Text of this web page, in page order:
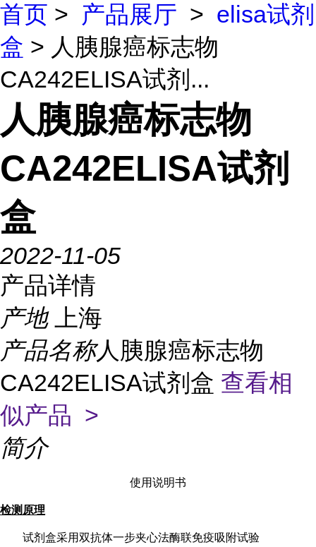
首页 > 产品展厅 > elisa试剂
盒 > 人胰腺癌标志物
CA242ELISA试剂...
人胰腺癌标志物
CA242ELISA试剂
盒
2022-11-05
产品详情
产地
上海
产品名称人胰腺癌标志物
CA242ELISA试剂盒 查看相
似产品 >
简介
使用说明书
检测原理
试剂盒采用双抗体一步夹心法酶联免疫吸附试验